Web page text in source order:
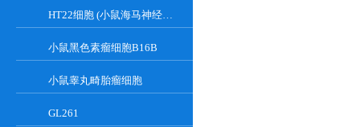
HT22细胞 (小鼠海马神经元细胞) (STR鉴定正确)
小鼠黑色素瘤细胞B16B
小鼠睾丸畸胎瘤细胞
GL261